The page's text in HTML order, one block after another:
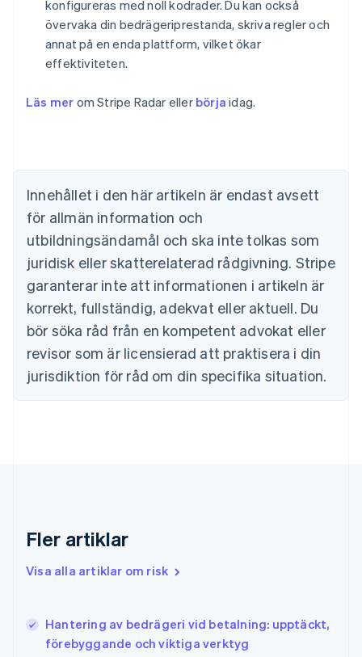
konfigureras med noll kodrader. Du kan också
övervaka din bedrägeriprestanda, skriva regler och
annat på en enda plattform, vilket ökar
effektiviteten.
Läs mer om Stripe Radar eller börja idag.
Innehållet i den här artikeln är endast avsett
för allmän information och
utbildningsändamål och ska inte tolkas som
juridisk eller skatterelaterad rådgivning. Stripe
garanterar inte att informationen i artikeln är
korrekt, fullständig, adekvat eller aktuell. Du
bör söka råd från en kompetent advokat eller
revisor som är licensierad att praktisera i din
jurisdiktion för råd om din specifika situation.
Fler artiklar
Visa alla artiklar om risk
Hantering av bedrägeri vid betalning: upptäckt,
förebyggande och viktiga verktyg
Australien
Belgien
Bulgarien
Cypern
English
English
Estland
English
Fastlandskina
简体中文English
Finland
Frankrike
FrançaisEnglish
English
English
Japan
日本語English